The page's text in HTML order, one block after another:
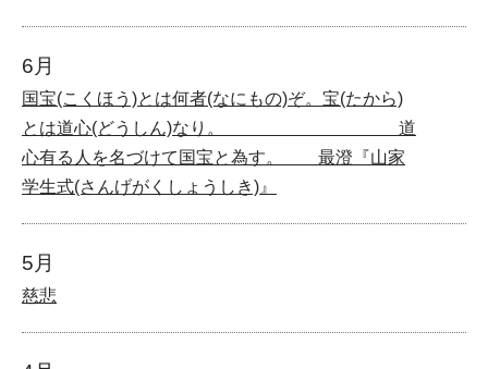
6月
国宝(こくほう)とは何者(なにもの)ぞ。宝(たから)
とは道心(どうしん)なり。 道
心有る人を名づけて国宝と為す。 最澄『山家
学生式(さんげがくしょうしき)』
5月
慈悲